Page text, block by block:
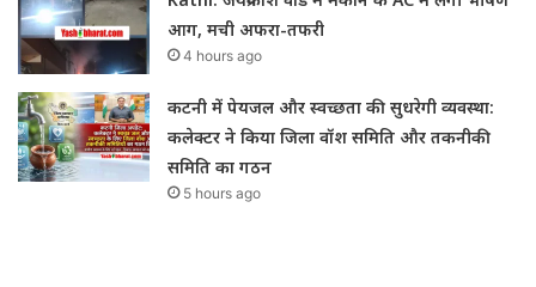
आग, मची अफरा-तफरी
4 hours ago
कटनी में पेयजल और स्वच्छता की सुधरेगी व्यवस्था:
कलेक्टर ने किया जिला वॉश समिति और तकनीकी
समिति का गठन
5 hours ago